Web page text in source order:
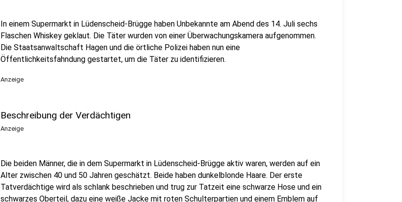
In einem Supermarkt in Lüdenscheid-Brügge haben Unbekannte am Abend des 14. Juli sechs
Flaschen Whiskey geklaut. Die Täter wurden von einer Überwachungskamera aufgenommen.
Die Staatsanwaltschaft Hagen und die örtliche Polizei haben nun eine
Öffentlichkeitsfahndung gestartet, um die Täter zu identifizieren.
Anzeige
Beschreibung der Verdächtigen
Anzeige
Die beiden Männer, die in dem Supermarkt in Lüdenscheid-Brügge aktiv waren, werden auf ein
Alter zwischen 40 und 50 Jahren geschätzt. Beide haben dunkelblonde Haare. Der erste
Tatverdächtige wird als schlank beschrieben und trug zur Tatzeit eine schwarze Hose und ein
schwarzes Oberteil, dazu eine weiße Jacke mit roten Schulterpartien und einem Emblem auf